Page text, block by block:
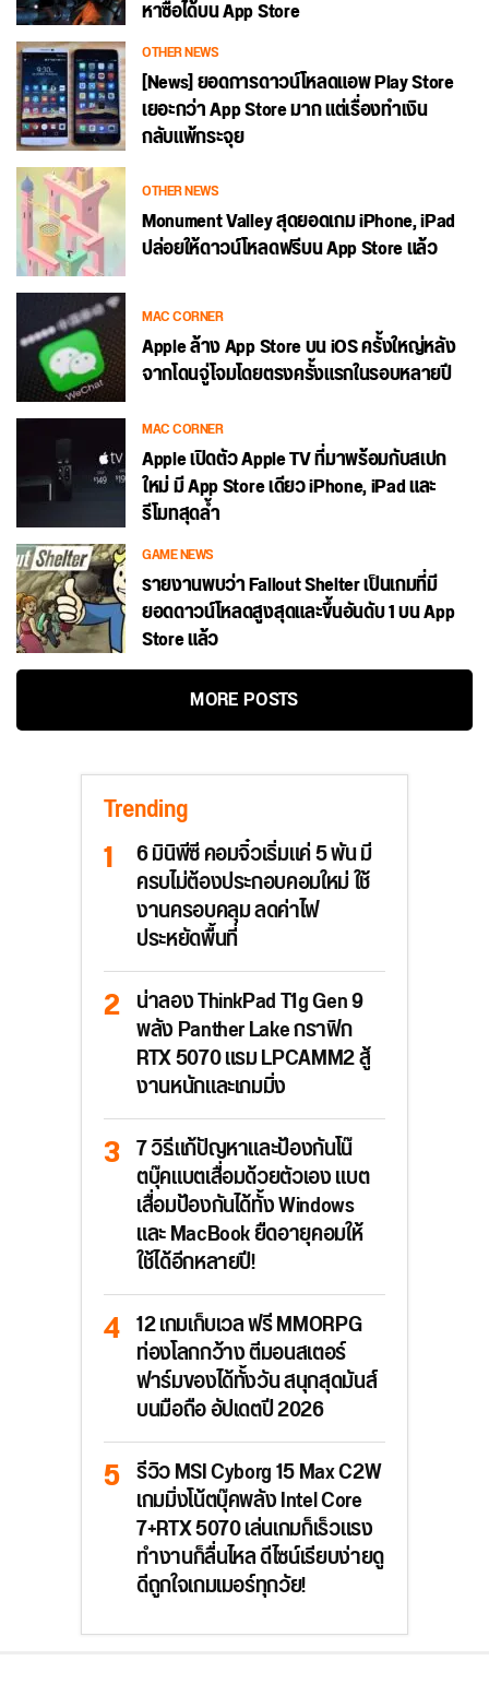
หาซื้อได้บน App Store
OTHER NEWS
[News] ยอดการดาวน์โหลดแอพ Play Store
เยอะกว่า App Store มาก แต่เรื่องทำเงิน
กลับแพ้กระจุย
OTHER NEWS
Monument Valley สุดยอดเกม iPhone, iPad
ปล่อยให้ดาวน์โหลดฟรีบน App Store แล้ว
MAC CORNER
Apple ล้าง App Store บน iOS ครั้งใหญ่หลัง
จากโดนจู่โจมโดยตรงครั้งแรกในรอบหลายปี
MAC CORNER
Apple เปิดตัว Apple TV ที่มาพร้อมกับสเปก
ใหม่ มี App Store เดียว iPhone, iPad และ
รีโมทสุดล้ำ
GAME NEWS
รายงานพบว่า Fallout Shelter เป็นเกมที่มี
ยอดดาวน์โหลดสูงสุดและขึ้นอันดับ 1 บน App
Store แล้ว
MORE POSTS
Trending
6 มินิพีซี คอมจิ๋วเริ่มแค่ 5 พัน มี
ครบไม่ต้องประกอบคอมใหม่ ใช้
งานครอบคลุม ลดค่าไฟ
ประหยัดพื้นที่
น่าลอง ThinkPad T1g Gen 9
พลัง Panther Lake กราฟิก
RTX 5070 แรม LPCAMM2 สู้
งานหนักและเกมมิ่ง
7 วิธีแก้ปัญหาและป้องกันโน๊
ตบุ๊คแบตเสื่อมด้วยตัวเอง แบต
เสื่อมป้องกันได้ทั้ง Windows
และ MacBook ยืดอายุคอมให้
ใช้ได้อีกหลายปี!
12 เกมเก็บเวล ฟรี MMORPG
ท่องโลกกว้าง ตีมอนสเตอร์
ฟาร์มของได้ทั้งวัน สนุกสุดมันส์
บนมือถือ อัปเดตปี 2026
รีวิว MSI Cyborg 15 Max C2W
เกมมิ่งโน้ตบุ๊คพลัง Intel Core
7+RTX 5070 เล่นเกมก็เร็วแรง
ทำงานก็ลื่นไหล ดีไซน์เรียบง่ายดู
ดีถูกใจเกมเมอร์ทุกวัย!